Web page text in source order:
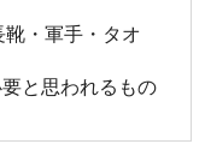
・軍手・タオ
と思われるもの